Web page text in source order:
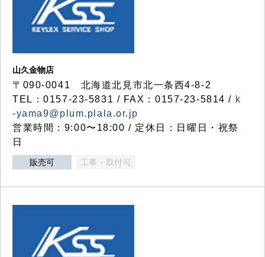
山久金物店
〒090-0041 北海道北見市北一条西4-8-2
TEL：0157-23-5831 / FAX：0157-23-5814 / k
-yama9@plum.plala.or.jp
営業時間：9:00〜18:00 / 定休日：日曜日・祝祭
日
販売可 工事・取付可